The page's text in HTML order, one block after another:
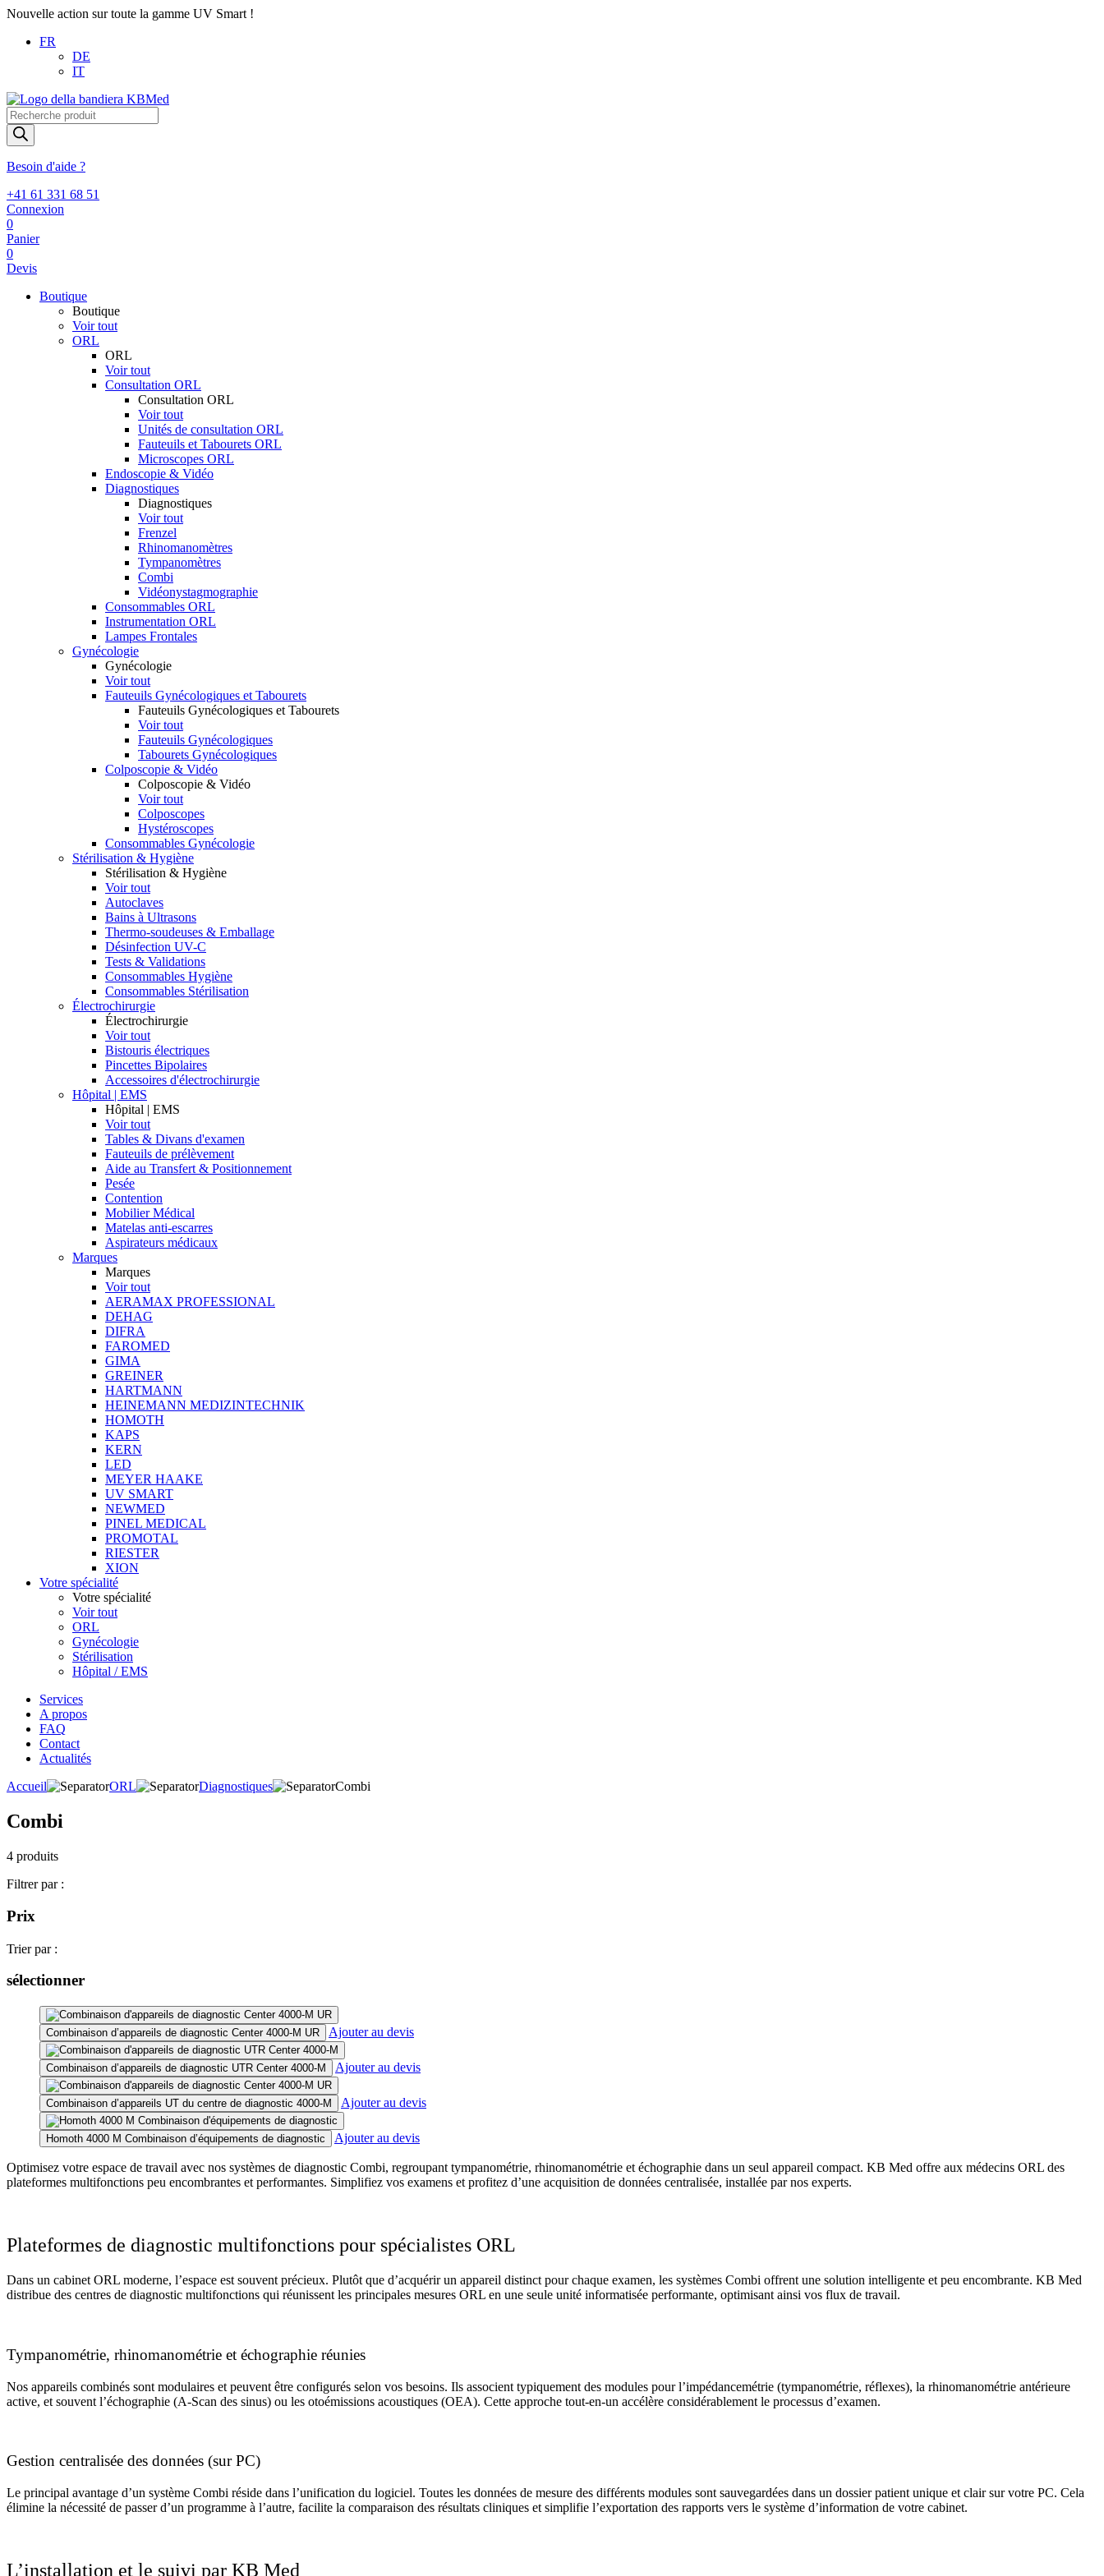
Nouvelle action sur toute la gamme UV Smart !
FR
DE
IT
Recherche
de
produits
Besoin d'aide ?
+41 61 331 68 51
Connexion
0
Panier
0
Devis
Boutique
Boutique
Voir tout
ORL
ORL
Voir tout
Consultation ORL
Consultation ORL
Voir tout
Unités de consultation ORL
Fauteuils et Tabourets ORL
Microscopes ORL
Endoscopie & Vidéo
Diagnostiques
Diagnostiques
Voir tout
Frenzel
Rhinomanomètres
Tympanomètres
Combi
Vidéonystagmographie
Consommables ORL
Instrumentation ORL
Lampes Frontales
Gynécologie
Gynécologie
Voir tout
Fauteuils Gynécologiques et Tabourets
Fauteuils Gynécologiques et Tabourets
Voir tout
Fauteuils Gynécologiques
Tabourets Gynécologiques
Colposcopie & Vidéo
Colposcopie & Vidéo
Voir tout
Colposcopes
Hystéroscopes
Consommables Gynécologie
Stérilisation & Hygiène
Stérilisation & Hygiène
Voir tout
Autoclaves
Bains à Ultrasons
Thermo-soudeuses & Emballage
Désinfection UV-C
Tests & Validations
Consommables Hygiène
Consommables Stérilisation
Électrochirurgie
Électrochirurgie
Voir tout
Bistouris électriques
Pincettes Bipolaires
Accessoires d'électrochirurgie
Hôpital | EMS
Hôpital | EMS
Voir tout
Tables & Divans d'examen
Fauteuils de prélèvement
Aide au Transfert & Positionnement
Pesée
Contention
Mobilier Médical
Matelas anti-escarres
Aspirateurs médicaux
Marques
Marques
Voir tout
AERAMAX PROFESSIONAL
DEHAG
DIFRA
FAROMED
GIMA
GREINER
HARTMANN
HEINEMANN MEDIZINTECHNIK
HOMOTH
KAPS
KERN
LED
MEYER HAAKE
UV SMART
NEWMED
PINEL MEDICAL
PROMOTAL
RIESTER
XION
Votre spécialité
Votre spécialité
Voir tout
ORL
Gynécologie
Stérilisation
Hôpital / EMS
Services
A propos
FAQ
Contact
Actualités
Accueil
ORL Diagnostiques Combi
Combi
4 produits
Filtrer par :
Prix
Trier par :
sélectionner
Combinaison d’appareils de diagnostic Center 4000-M UR Ajouter au devis
Combinaison d’appareils de diagnostic UTR Center 4000-M Ajouter au devis
Combinaison d’appareils UT du centre de diagnostic 4000-M Ajouter au devis
Homoth 4000 M Combinaison d’équipements de diagnostic Ajouter au devis
Optimisez votre espace de travail avec nos systèmes de diagnostic Combi, regroupant tympanométrie, rhinomanométrie et échographie dans un seul appareil compact. KB Med offre aux médecins ORL des
plateformes multifonctions peu encombrantes et performantes. Simplifiez vos examens et profitez d’une acquisition de données centralisée, installée par nos experts.
Plateformes de diagnostic multifonctions pour spécialistes ORL
Dans un cabinet ORL moderne, l’espace est souvent précieux. Plutôt que d’acquérir un appareil distinct pour chaque examen, les systèmes Combi offrent une solution intelligente et peu encombrante. KB Med
distribue des centres de diagnostic multifonctions qui réunissent les principales mesures ORL en une seule unité informatisée performante, optimisant ainsi vos flux de travail.
Tympanométrie, rhinomanométrie et échographie réunies
Nos appareils combinés sont modulaires et peuvent être configurés selon vos besoins. Ils associent typiquement des modules pour l’impédancemétrie (tympanométrie, réflexes), la rhinomanométrie antérieure
active, et souvent l’échographie (A-Scan des sinus) ou les otoémissions acoustiques (OEA). Cette approche tout-en-un accélère considérablement le processus d’examen.
Gestion centralisée des données (sur PC)
Le principal avantage d’un système Combi réside dans l’unification du logiciel. Toutes les données de mesure des différents modules sont sauvegardées dans un dossier patient unique et clair sur votre PC. Cela
élimine la nécessité de passer d’un programme à l’autre, facilite la comparaison des résultats cliniques et simplifie l’exportation des rapports vers le système d’information de votre cabinet.
L’installation et le suivi par KB Med